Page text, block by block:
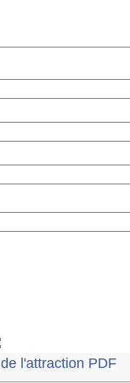
l'attraction PDF